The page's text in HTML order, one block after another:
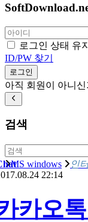
로그인 상태 유지
ID/PW 찾기
로그인
아직 회원이 아니신
검색
MS windows 인
22:14
카오